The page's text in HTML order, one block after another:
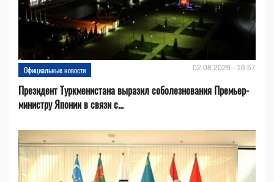
Официальные новости 02.08.2026 - 16:57
Президент Туркменистана выразил соболезнования Премьер-
министру Японии в связи с...